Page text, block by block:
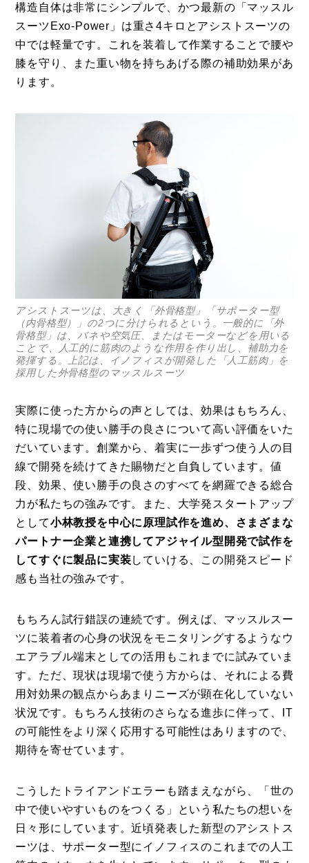
構造自体は非常にシンプルで、かつ最新の「マッスル
スーツExo-Power」は重さ4キロとアシストスーツの
中では軽量です。これを装着して作業することで腰や
膝を守り、また重い物を持ちあげる際の補助効果があ
ります。
アシストスーツは、大きく「外骨格型」「サポーター型
（内骨格型）」の2つに分けられるという。一般的に「外
骨格型」は、バネや空気圧、またはモーターなどを用いる
ことで、人工的に筋肉のような作用を作り出し、補助力を
発揮する。上記は、イノフィスが開発した「人工筋肉」を
採用した外骨格型のマッスルスーツ
実際に使った方からの声としては、効果はもちろん、
特に現場での使い勝手の良さについて高い評価をいた
だいています。創業から、着実に一歩ずつ使う人の目
線で開発を続けてきた賜物だと自負しています。値
段、効果、使い勝手の良さのすべてを網羅できる総合
力が私たちの強みです。また、大学発スタートアップ
として小林教授を中心に原理試作を進め、さまざまな
パートナー企業と連携してアジャイル型開発で試作を
してすぐに製品に実装していける、この開発スピード
感も当社の強みです。
もちろん試行錯誤の連続です。例えば、マッスルスー
ツに装着者の心身の状況をモニタリングするようなウ
エアラブル端末としての活用もこれまでに試みていま
す。ただ、現状は現場で使う方からは、それによる費
用対効果の観点からあまりニーズが顕在化していない
状況です。もちろん技術のさらなる進歩に伴って、IT
の可能性をより深く応用する可能性はありますので、
期待を寄せています。
こうしたトライアンドエラーも踏まえながら、「世の
中で使いやすいものをつくる」という私たちの想いを
日々形にしています。近頃発表した新型のアシストス
ーツは、サポーター型にイノフィスのこれまでの人工